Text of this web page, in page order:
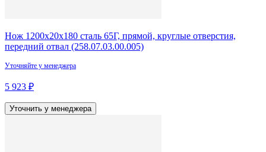
Нож 1200х20х180 сталь 65Г, прямой, круглые отверстия,
передний отвал (258.07.03.00.005)
Уточняйте у менеджера
5 923 ₽
Уточнить у менеджера